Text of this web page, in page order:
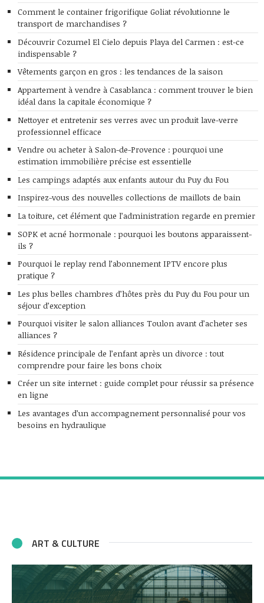
Comment le container frigorifique Goliat révolutionne le
transport de marchandises ?
Découvrir Cozumel El Cielo depuis Playa del Carmen : est-ce
indispensable ?
Vêtements garçon en gros : les tendances de la saison
Appartement à vendre à Casablanca : comment trouver le bien
idéal dans la capitale économique ?
Nettoyer et entretenir ses verres avec un produit lave-verre
professionnel efficace
Vendre ou acheter à Salon-de-Provence : pourquoi une
estimation immobilière précise est essentielle
Les campings adaptés aux enfants autour du Puy du Fou
Inspirez-vous des nouvelles collections de maillots de bain
La toiture, cet élément que l’administration regarde en premier
SOPK et acné hormonale : pourquoi les boutons apparaissent-
ils ?
Pourquoi le replay rend l’abonnement IPTV encore plus
pratique ?
Les plus belles chambres d’hôtes près du Puy du Fou pour un
séjour d’exception
Pourquoi visiter le salon alliances Toulon avant d’acheter ses
alliances ?
Résidence principale de l’enfant après un divorce : tout
comprendre pour faire les bons choix
Créer un site internet : guide complet pour réussir sa présence
en ligne
Les avantages d’un accompagnement personnalisé pour vos
besoins en hydraulique
ART & CULTURE